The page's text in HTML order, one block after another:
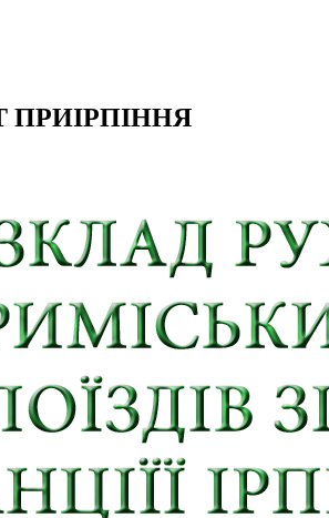
ПРИІРПІННЯ